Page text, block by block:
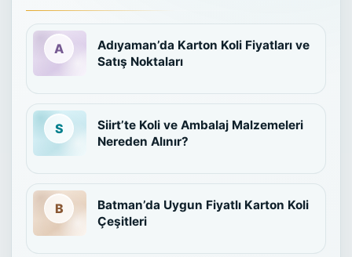
Adıyaman’da Karton Koli Fiyatları ve
Satış Noktaları
Siirt’te Koli ve Ambalaj Malzemeleri
Nereden Alınır?
Batman’da Uygun Fiyatlı Karton Koli
Çeşitleri